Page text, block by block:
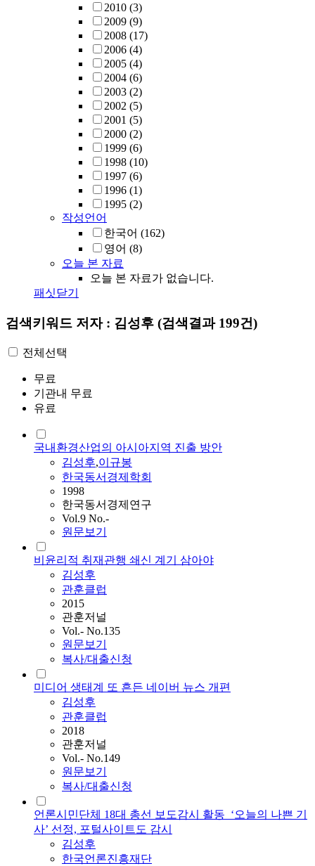
2010 (3)
2009 (9)
2008 (17)
2006 (4)
2005 (4)
2004 (6)
2003 (2)
2002 (5)
2001 (5)
2000 (2)
1999 (6)
1998 (10)
1997 (6)
1996 (1)
1995 (2)
작성언어
한국어 (162)
영어 (8)
오늘 본 자료
오늘 본 자료가 없습니다.
패싯닫기
검색키워드 저자 : 김성후 (검색결과 199건)
전체선택
무료
기관내 무료
유료
국내환경산업의 아시아지역 진출 방안
김성후,이규봉
한국동서경제학회
1998
한국동서경제연구
Vol.9 No.-
원문보기
비윤리적 취재관행 쇄신 계기 삼아야
김성후
관훈클럽
2015
관훈저널
Vol.- No.135
원문보기
복사/대출신청
미디어 생태계 또 흔든 네이버 뉴스 개편
김성후
관훈클럽
2018
관훈저널
Vol.- No.149
원문보기
복사/대출신청
언론시민단체 18대 총선 보도감시 활동_‘오늘의 나쁜 기
사’ 선정, 포털사이트도 감시
김성후
한국언론진흥재단